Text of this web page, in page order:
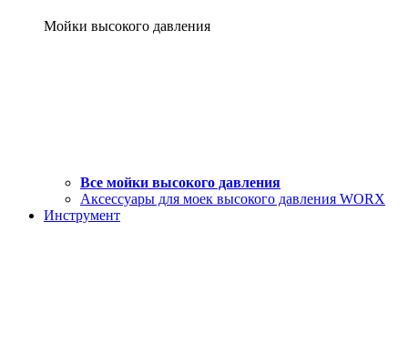
Мойки высокого давления
Все мойки высокого давления
Аксессуары для моек высокого давления WORX
Инструмент